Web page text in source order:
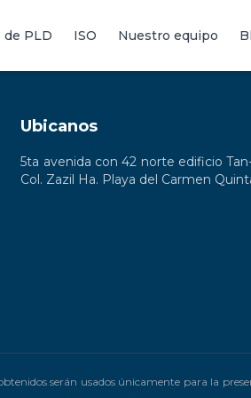
de PLD ISO Nuestro equipo
Ubicanos
5ta avenida con 42 norte edificio
Col. Zazil Ha. Playa del Carmen
serán usados únicamente para la